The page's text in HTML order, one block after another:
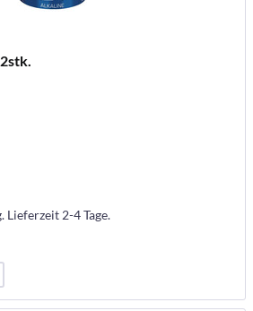
2-4 Tage.